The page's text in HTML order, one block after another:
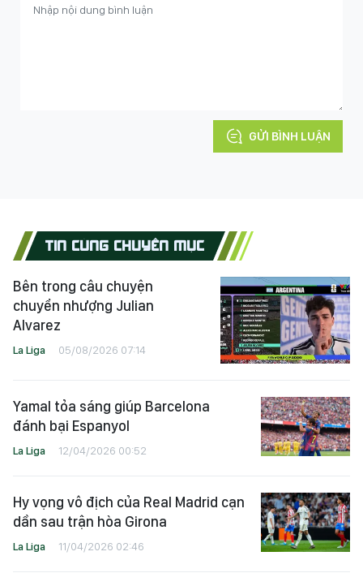
GỬI BÌNH LUẬN
TIN CÙNG CHUYÊN MỤC
Bên trong câu chuyện
chuyển nhượng Julian
Alvarez
La Liga 05/08/2026 07:14
Yamal tỏa sáng giúp Barcelona
đánh bại Espanyol
La Liga 12/04/2026 00:52
Hy vọng vô địch của Real Madrid cạn
dần sau trận hòa Girona
La Liga 11/04/2026 02:46